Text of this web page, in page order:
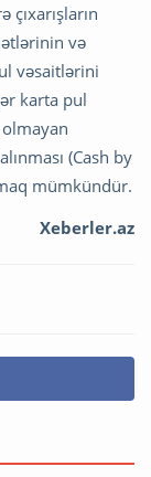
çıxarışların
və
vəsaitlərini
karta pul
(Cash by
mümkündür.
Xeberler.az